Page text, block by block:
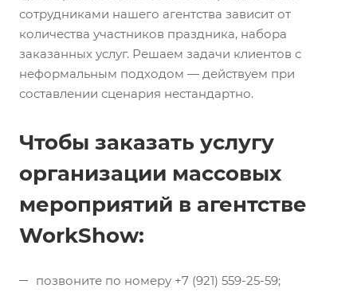
сотрудниками нашего агентства зависит от
количества участников праздника, набора
заказанных услуг. Решаем задачи клиентов с
неформальным подходом — действуем при
составлении сценария нестандартно.
Чтобы заказать услугу
организации массовых
мероприятий в агентстве
WorkShow:
позвоните по номеру +7 (921) 559-25-59;